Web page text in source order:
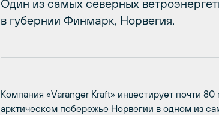
Один из самых северных
в губернии Финмарк, Норвегия.
Компания «Varanger Kraft» инвестирует почти
арктическом побережье Норвегии в одном из